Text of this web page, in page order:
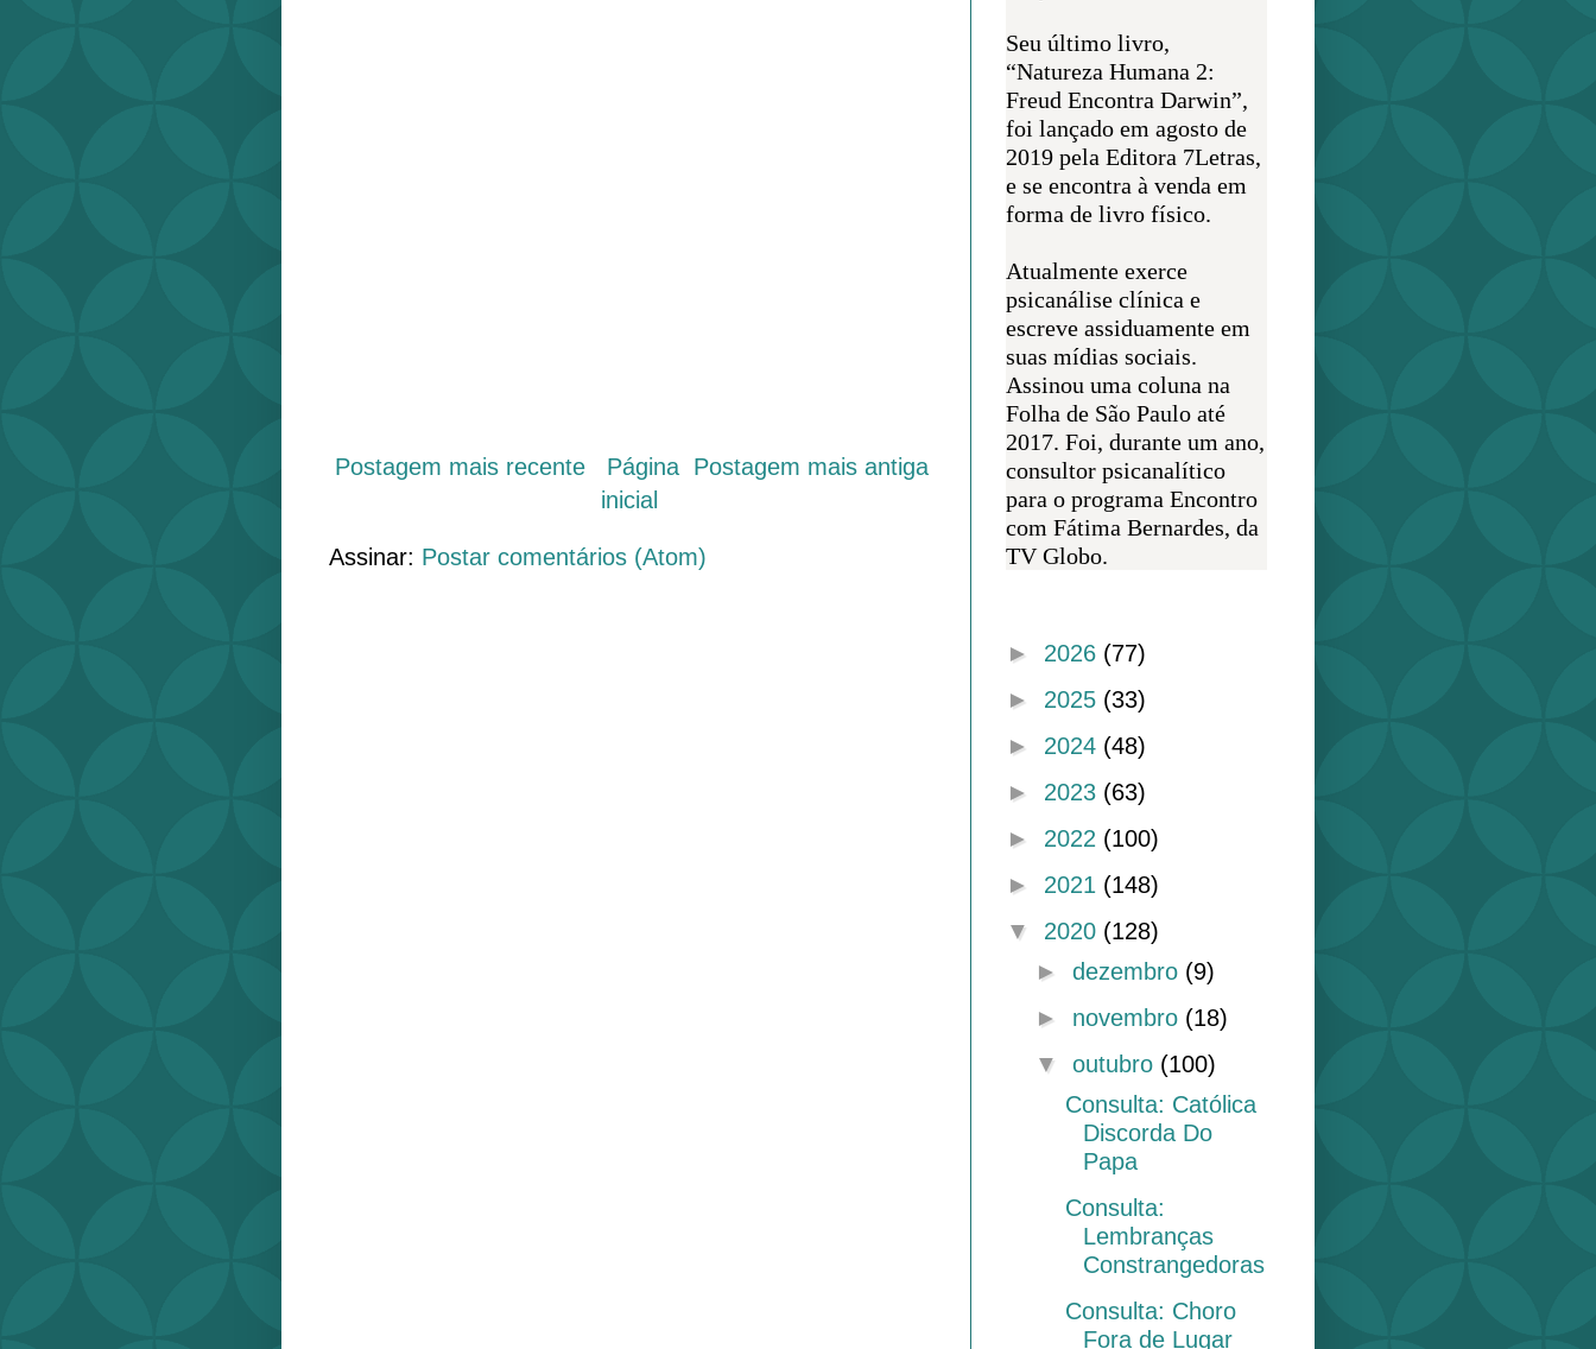
Postagem mais recente Postagem mais antiga
Página
inicial
Assinar: Postar comentários (Atom)
Seu último livro,
“Natureza Humana 2:
Freud Encontra Darwin”,
foi lançado em agosto de
2019 pela Editora 7Letras,
e se encontra à venda em
forma de livro físico.
Atualmente exerce
psicanálise clínica e
escreve assiduamente em
suas mídias sociais.
Assinou uma coluna na
Folha de São Paulo até
2017. Foi, durante um ano,
consultor psicanalítico
para o programa Encontro
com Fátima Bernardes, da
TV Globo.
► 2026 (77)
► 2025 (33)
► 2024 (48)
► 2023 (63)
► 2022 (100)
► 2021 (148)
▼ 2020 (128)
► dezembro (9)
► novembro (18)
▼ outubro (100)
Consulta: Católica
Discorda Do
Papa
Consulta:
Lembranças
Constrangedoras
Consulta: Choro
Fora de Lugar